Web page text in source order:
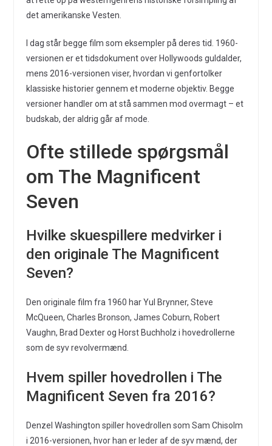
det amerikanske Vesten.
I dag står begge film som eksempler på deres tid. 1960-
versionen er et tidsdokument over Hollywoods guldalder,
mens 2016-versionen viser, hvordan vi genfortolker
klassiske historier gennem et moderne objektiv. Begge
versioner handler om at stå sammen mod overmagt – et
budskab, der aldrig går af mode.
Ofte stillede spørgsmål
om The Magnificent
Seven
Hvilke skuespillere medvirker i
den originale The Magnificent
Seven?
Den originale film fra 1960 har Yul Brynner, Steve
McQueen, Charles Bronson, James Coburn, Robert
Vaughn, Brad Dexter og Horst Buchholz i hovedrollerne
som de syv revolvermænd.
Hvem spiller hovedrollen i The
Magnificent Seven fra 2016?
Denzel Washington spiller hovedrollen som Sam Chisolm
i 2016-versionen, hvor han er leder af de syv mænd, der